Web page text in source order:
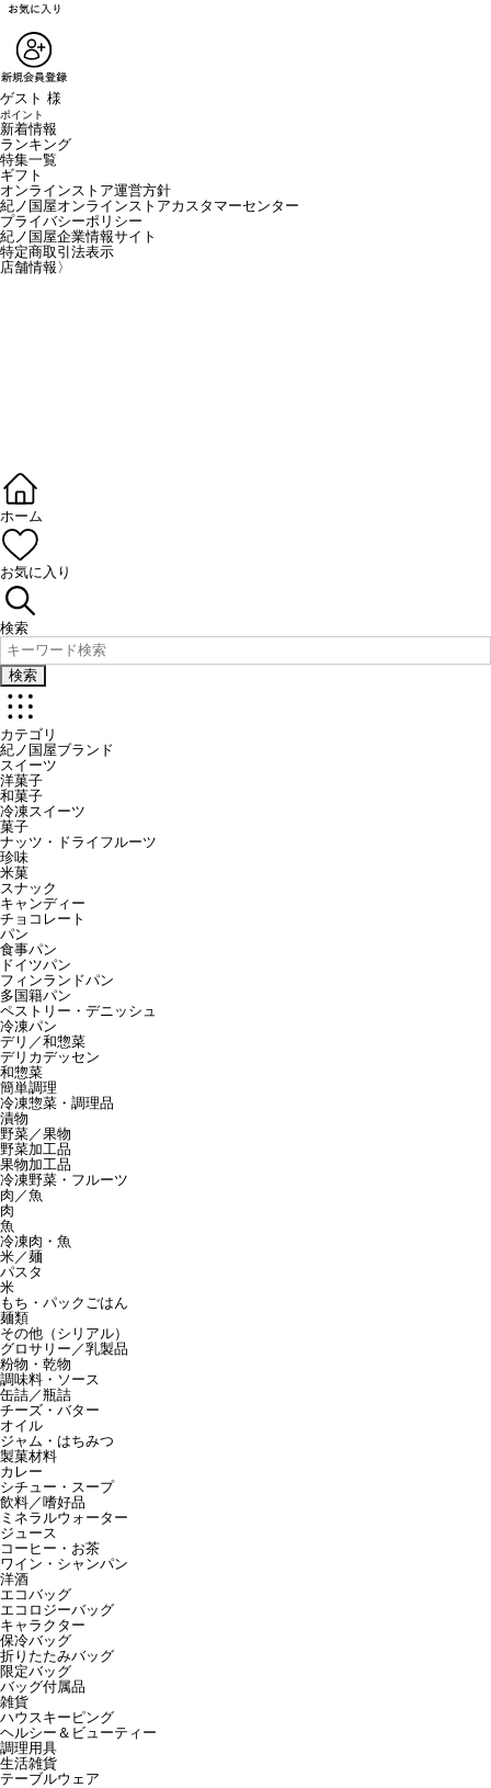
ゲスト 様
ポイント
新着情報
ランキング
特集一覧
ギフト
オンラインストア運営方針
紀ノ国屋オンラインストアカスタマーセンター
プライバシーポリシー
紀ノ国屋企業情報サイト
特定商取引法表示
店舗情報 〉
ホーム
お気に入り
検索
検索
カテゴリ
紀ノ国屋ブランド
スイーツ
洋菓子
和菓子
冷凍スイーツ
菓子
ナッツ・ドライフルーツ
珍味
米菓
スナック
キャンディー
チョコレート
パン
食事パン
ドイツパン
フィンランドパン
多国籍パン
ペストリー・デニッシュ
冷凍パン
デリ／和惣菜
デリカデッセン
和惣菜
簡単調理
冷凍惣菜・調理品
漬物
野菜／果物
野菜加工品
果物加工品
冷凍野菜・フルーツ
肉／魚
肉
魚
冷凍肉・魚
米／麺
パスタ
米
もち・パックごはん
麺類
その他（シリアル）
グロサリー／乳製品
粉物・乾物
調味料・ソース
缶詰／瓶詰
チーズ・バター
オイル
ジャム・はちみつ
製菓材料
カレー
シチュー・スープ
飲料／嗜好品
ミネラルウォーター
ジュース
コーヒー・お茶
ワイン・シャンパン
洋酒
エコバッグ
エコロジーバッグ
キャラクター
保冷バッグ
折りたたみバッグ
限定バッグ
バッグ付属品
雑貨
ハウスキーピング
ヘルシー＆ビューティー
調理用具
生活雑貨
テーブルウェア